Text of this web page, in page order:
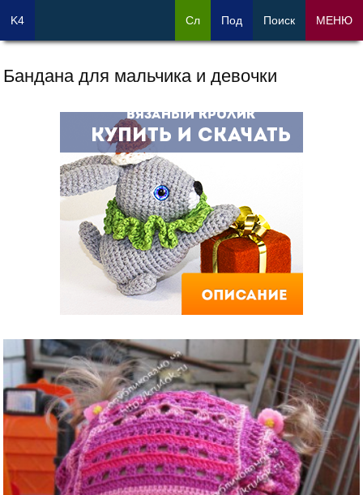
Бандана для мальчика и девочки
K4 Сл Под Поиск МЕНЮ